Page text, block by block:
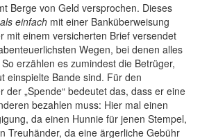
Berge von Geld versprochen. Dieses
einfach mit einer Banküberweisung
mit einem versicherten Brief versendet
Wegen, bei denen alles
erzählen es zumindest die Betrüger,
einspielte Bande sind. Für den
der „Spende“ bedeutet das, dass er eine
bezahlen muss: Hier mal einen
da einen Hunnie für jenen Stempel,
Treuhänder, da eine ärgerliche Gebühr